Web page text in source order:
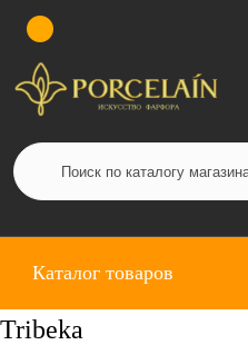
Каталог товаров
Tribeka